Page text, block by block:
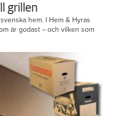
grillen
hem. I Hem & Hyras
är godast – och vilken som